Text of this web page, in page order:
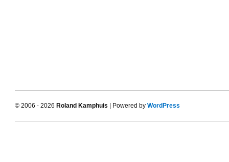
© 2006 - 2026 Roland Kamphuis | Powered by WordPress